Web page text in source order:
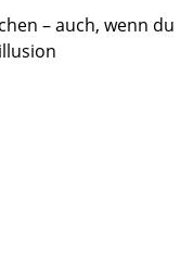
– auch, wenn du